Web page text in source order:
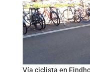
Vía ciclista en